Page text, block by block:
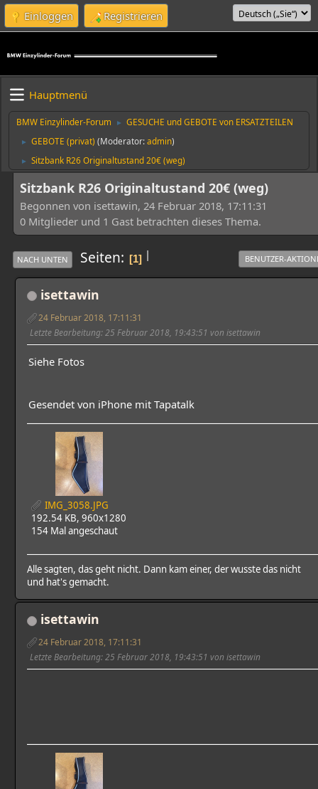
Einloggen Registrieren
Hauptmenü
BMW Einzylinder-Forum ► GESUCHE und GEBOTE von ERSATZTEILEN
► GEBOTE (privat) (Moderator:admin)
► Sitzbank R26 Originaltustand 20€ (weg)
Sitzbank R26 Originaltustand 20€ (weg)
Begonnen von isettawin, 24 Februar 2018, 17:11:31
0 Mitglieder und 1 Gast betrachten dieses Thema.
|
NACH UNTEN Seiten 1 BENUTZER-
isettawin
24 Februar 2018, 17:11:31
Letzte Bearbeitung: 25 Februar 2018, 19:43:51 von isettawin
Siehe Fotos
Gesendet von iPhone mit Tapatalk
IMG_3058.JPG
192.54 KB, 960x1280
154 Mal angeschaut
Alle sagten, das geht nicht. Dann kam einer, der wusste das nicht
und hat's gemacht.
isettawin
24 Februar 2018, 17:11:31
Letzte Bearbeitung: 25 Februar 2018, 19:43:51 von isettawin